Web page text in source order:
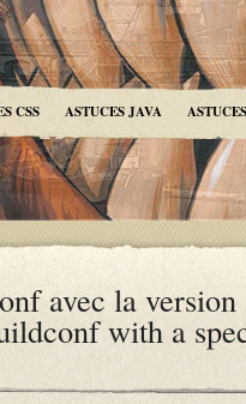
CSS ASTUCES JAVA
avec la version
with a